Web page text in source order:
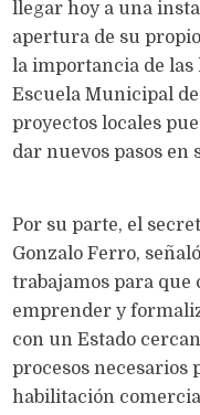
llegar hoy a una
apertura de su
la importancia de
Escuela Municipal
proyectos locales
dar nuevos pasos en
Por su parte, el
Gonzalo Ferro,
trabajamos para que
emprender y
con un Estado
procesos necesarios
habilitación